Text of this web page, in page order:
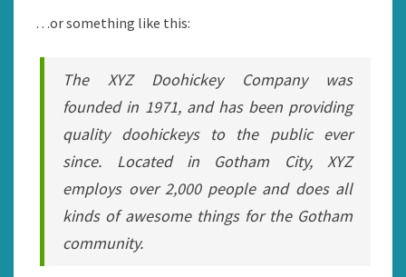
…or something like this:
The XYZ Doohickey Company was
founded in 1971, and has been providing
quality doohickeys to the public ever
since. Located in Gotham City, XYZ
employs over 2,000 people and does all
kinds of awesome things for the Gotham
community.